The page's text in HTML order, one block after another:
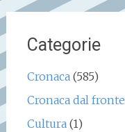
Categorie
Cronaca(585)
Cronaca dal fronte
Cultura(1)